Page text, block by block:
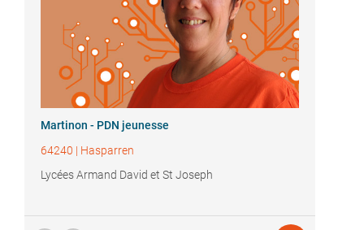
Martinon - PDN jeunesse
64240 | Hasparren
Lycées Armand David et St Joseph